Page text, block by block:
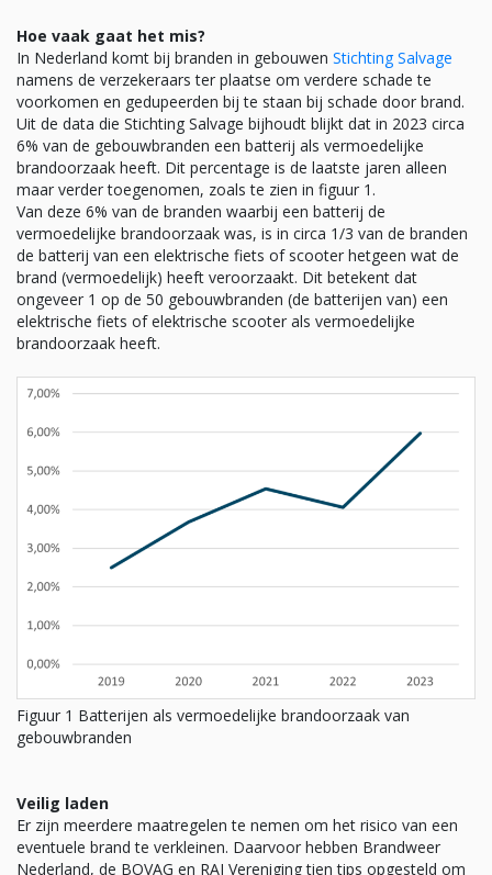
Hoe vaak gaat het mis?
In Nederland komt bij branden in gebouwen Stichting Salvage
namens de verzekeraars ter plaatse om verdere schade te
voorkomen en gedupeerden bij te staan bij schade door brand.
Uit de data die Stichting Salvage bijhoudt blijkt dat in 2023 circa
6% van de gebouwbranden een batterij als vermoedelijke
brandoorzaak heeft. Dit percentage is de laatste jaren alleen
maar verder toegenomen, zoals te zien in figuur 1.
Van deze 6% van de branden waarbij een batterij de
vermoedelijke brandoorzaak was, is in circa 1/3 van de branden
de batterij van een elektrische fiets of scooter hetgeen wat de
brand (vermoedelijk) heeft veroorzaakt. Dit betekent dat
ongeveer 1 op de 50 gebouwbranden (de batterijen van) een
elektrische fiets of elektrische scooter als vermoedelijke
brandoorzaak heeft.
Figuur 1 Batterijen als vermoedelijke brandoorzaak van
gebouwbranden
Veilig laden
Er zijn meerdere maatregelen te nemen om het risico van een
eventuele brand te verkleinen. Daarvoor hebben Brandweer
Nederland, de BOVAG en RAI Vereniging tien tips opgesteld om